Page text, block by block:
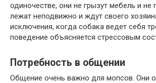
одиночестве, они не грызут мебель и не
лежат неподвижно и ждут своего
исключения, когда собака ведет себя
поведение объясняется стрессовым
Потребность в общении
Общение очень важно для мопсов. Они